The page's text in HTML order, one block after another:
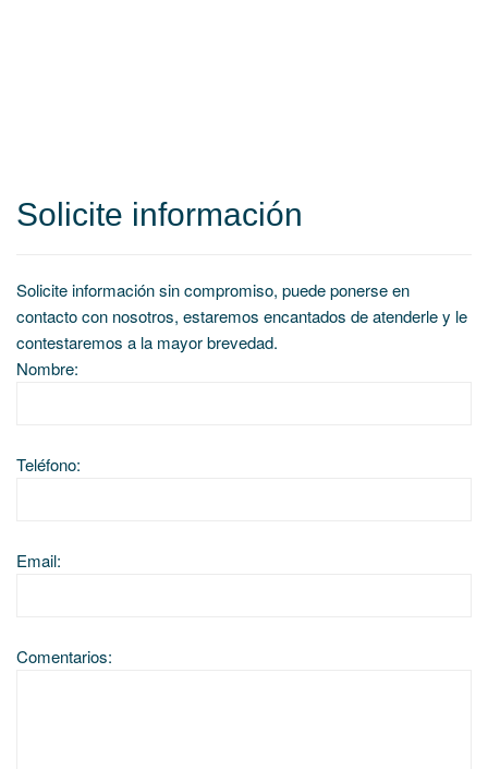
Solicite información
Solicite información sin compromiso, puede ponerse en
contacto con nosotros, estaremos encantados de atenderle y le
contestaremos a la mayor brevedad.
Nombre:
Teléfono:
Email:
Comentarios: